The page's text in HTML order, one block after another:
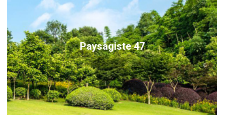
Paysagiste 47